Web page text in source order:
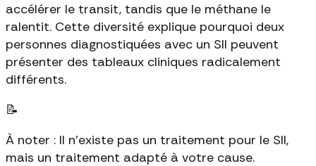
accélérer le transit, tandis que le méthane le
ralentit. Cette diversité explique pourquoi deux
personnes diagnostiquées avec un SII peuvent
présenter des tableaux cliniques radicalement
différents.
📝
À noter : Il n'existe pas un traitement pour le SII,
mais un traitement adapté à votre cause.